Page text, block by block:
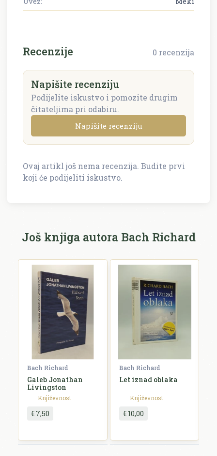
Recenzije 0 recenzija
Napišite recenziju
Podijelite iskustvo i pomozite drugim
čitateljima pri odabiru.
Napišite recenziju
Napišite recenziju
E-mail se ne prikazuje javno.
Ocjena *
Komentar *
Ovaj artikl još nema recenzija. Budite prvi
koji će podijeliti iskustvo.
Još knjiga autora Bach Richard
Bach Richard
Galeb Jonathan
Livingston
Književnost
€ 7,50
Bach Richard
Let iznad oblaka
Književnost
€ 10,00